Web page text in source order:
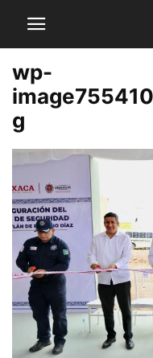
wp-
g